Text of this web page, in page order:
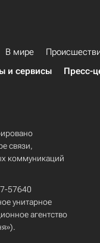
В мире
и сервисы Пресс-
связи,
коммуникаций
57640
унитарное
агентство